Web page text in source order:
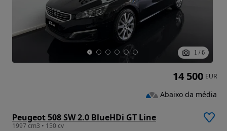
1 / 6
Peugeot 508 SW 2.0 BlueHDi GT Line
1997 cm3 • 150 cv
14 500 EUR
Abaixo da média